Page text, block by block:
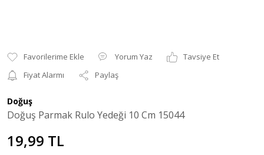
Yorum Yaz
Tavsiye Et
Fiyat Alarmı
Paylaş
Doğuş
Doğuş Parmak Rulo Yedeği 10 Cm 15044
19,99 TL